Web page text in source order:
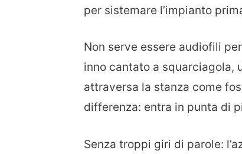
per sistemare l’impianto
Non serve essere audiofili
inno cantato a squarciagola,
attraversa la stanza come
differenza: entra in punta di
Senza troppi giri di parole: